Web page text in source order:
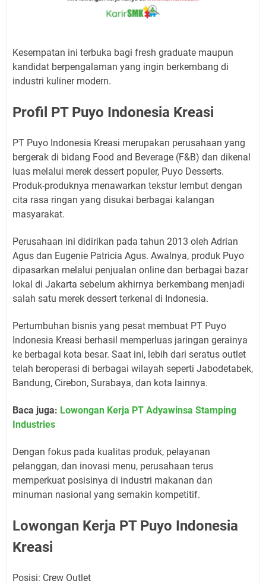
Kesempatan ini terbuka bagi fresh graduate maupun
kandidat berpengalaman yang ingin berkembang di
industri kuliner modern.
Profil PT Puyo Indonesia Kreasi
PT Puyo Indonesia Kreasi merupakan perusahaan yang
bergerak di bidang Food and Beverage (F&B) dan dikenal
luas melalui merek dessert populer, Puyo Desserts.
Produk-produknya menawarkan tekstur lembut dengan
cita rasa ringan yang disukai berbagai kalangan
masyarakat.
Perusahaan ini didirikan pada tahun 2013 oleh Adrian
Agus dan Eugenie Patricia Agus. Awalnya, produk Puyo
dipasarkan melalui penjualan online dan berbagai bazar
lokal di Jakarta sebelum akhirnya berkembang menjadi
salah satu merek dessert terkenal di Indonesia.
Pertumbuhan bisnis yang pesat membuat PT Puyo
Indonesia Kreasi berhasil memperluas jaringan gerainya
ke berbagai kota besar. Saat ini, lebih dari seratus outlet
telah beroperasi di berbagai wilayah seperti Jabodetabek,
Bandung, Cirebon, Surabaya, dan kota lainnya.
Baca juga: Lowongan Kerja PT Adyawinsa Stamping
Industries
Dengan fokus pada kualitas produk, pelayanan
pelanggan, dan inovasi menu, perusahaan terus
memperkuat posisinya di industri makanan dan
minuman nasional yang semakin kompetitif.
Lowongan Kerja PT Puyo Indonesia
Kreasi
Posisi: Crew Outlet